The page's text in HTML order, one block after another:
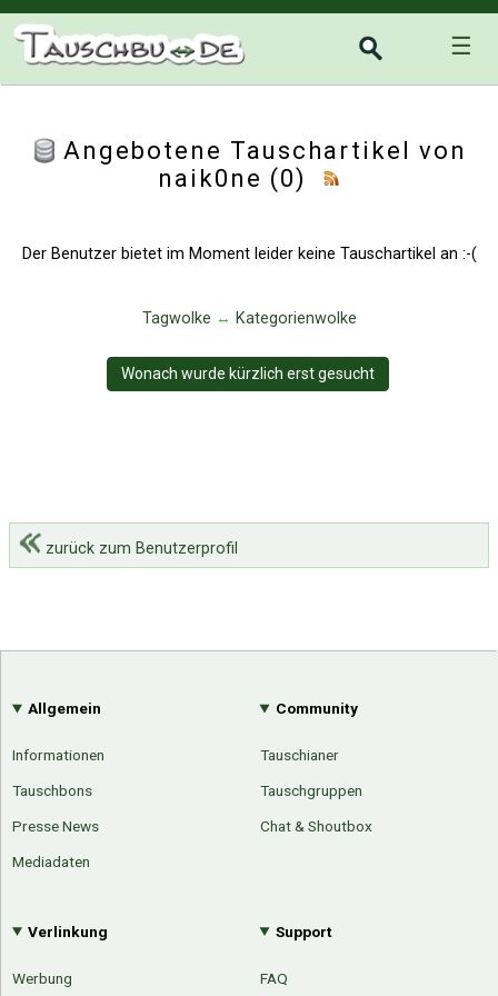
☰
Angebotene Tauschartikel von
naik0ne (0)
Der Benutzer bietet im Moment leider keine Tauschartikel an :-(
Tagwolke ↔ Kategorienwolke
Wonach wurde kürzlich erst gesucht
zurück zum Benutzerprofil
Allgemein
Informationen
Tauschbons
Presse News
Mediadaten
Community
Tauschianer
Tauschgruppen
Chat & Shoutbox
Verlinkung
Werbung
Support
FAQ